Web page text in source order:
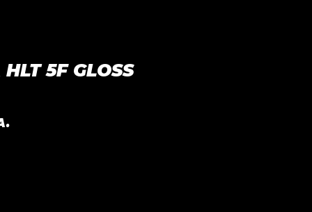
5F GLOSS